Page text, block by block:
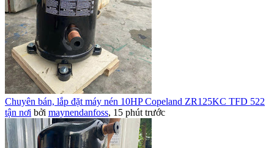
Chuyên bán, lắp đặt máy nén 10HP Copeland ZR125KC TFD 522
tận nơi bởi maynendanfoss, 15 phút trước